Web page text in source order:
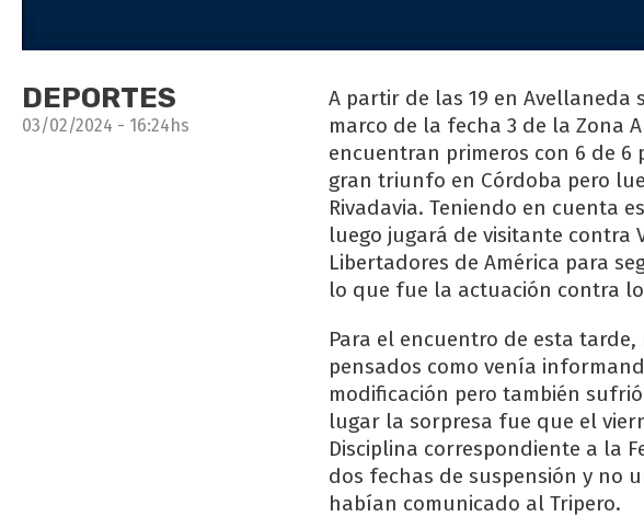
DEPORTES
03/02/2024 - 16:24hs
A partir de las 19 en
marco de la fecha 3 de la Zona
encuentran primeros con 6 de
gran triunfo en Córdoba pero
Rivadavia. Teniendo en cuenta
luego jugará de visitante contra
Libertadores de América para
lo que fue la actuación contra
Para el encuentro de esta
pensados como venía
modificación pero también
lugar la sorpresa fue que el
Disciplina correspondiente a la
dos fechas de suspensión y no
habían comunicado al Tripero.